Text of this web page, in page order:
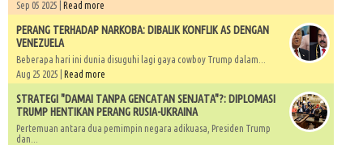
Sep 05 2025 | Read more
PERANG TERHADAP NARKOBA: DIBALIK KONFLIK AS DENGAN
VENEZUELA
Beberapa hari ini dunia disuguhi lagi gaya cowboy Trump dalam...
Aug 25 2025 | Read more
STRATEGI "DAMAI TANPA GENCATAN SENJATA"?: DIPLOMASI
TRUMP HENTIKAN PERANG RUSIA-UKRAINA
Pertemuan antara dua pemimpin negara adikuasa, Presiden Trump
dan...